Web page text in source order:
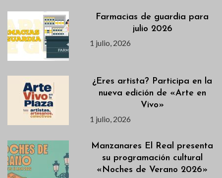
Farmacias de guardia para
julio 2026
1 julio, 2026
¿Eres artista? Participa en la
nueva edición de «Arte en
Vivo»
1 julio, 2026
Manzanares El Real presenta
su programación cultural
«Noches de Verano 2026»